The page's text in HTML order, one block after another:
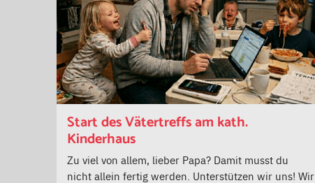
Start des Vätertreffs am kath.
Kinderhaus
Zu viel von allem, lieber Papa? Damit musst du
nicht allein fertig werden. Unterstützen wir uns! Wir